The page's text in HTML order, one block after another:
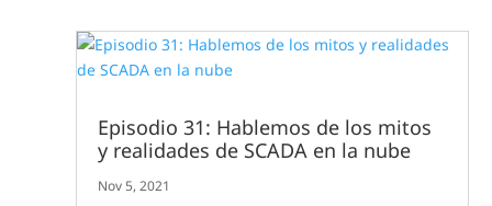
Episodio 31: Hablemos de los mitos
y realidades de SCADA en la nube
Nov 5, 2021